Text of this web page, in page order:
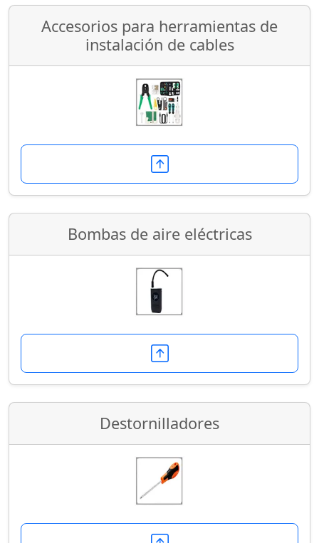
Accesorios para herramientas de
instalación de cables
Bombas de aire eléctricas
Destornilladores